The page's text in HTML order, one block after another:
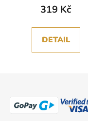
319 Kč
DETAIL